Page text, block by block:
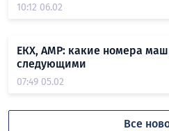
10:12 06.02
ЕКХ, АМР: какие номера
следующими
07:49 05.02
Все